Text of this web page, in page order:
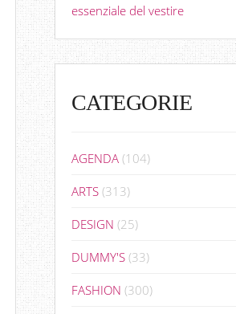
essenziale del vestire
CATEGORIE
AGENDA (104)
ARTS (313)
DESIGN (25)
DUMMY'S (33)
FASHION (300)